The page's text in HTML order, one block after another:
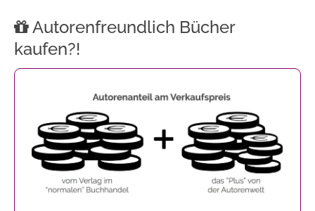
Autorenfreundlich Bücher
kaufen?!